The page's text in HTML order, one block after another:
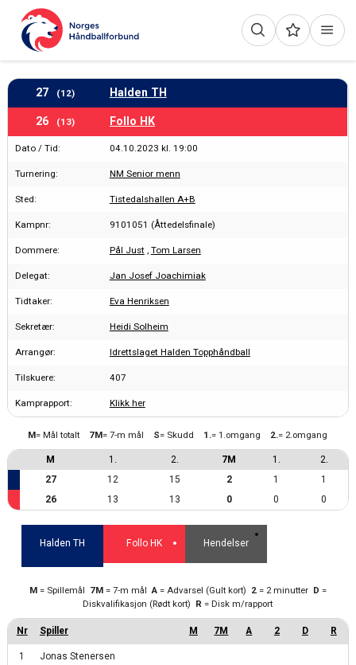
27 (12) Halden TH
26 (13) Follo HK
Dato / Tid: 04.10.2023 kl. 19:00
Turnering: NM Senior menn
Sted: Tistedalshallen A+B
Kampnr: 9101051 (Åttedelsfinale)
Dommere: Pål Just , Tom Larsen
Delegat: Jan Josef Joachimiak
Tidtaker: Eva Henriksen
Sekretær: Heidi Solheim
Arrangør: Idrettslaget Halden Topphåndball
Tilskuere: 407
Kamprapport: Klikk her
M 1. 2. 7M 1. 2.
M= Mål totalt 7M= 7-m mål S= Skudd 1.= 1.omgang 2.= 2.omgang
27 12 15 2 1
1
26
13 13 0 0 0
Halden TH Follo HK Hendelser
1 Jonas Stenersen
M= Spillemål 7M= 7-m mål A= Advarsel (Gult kort) 2= 2 minutter D =
Diskvalifikasjon (Rødt kort) R = Disk m/rapport